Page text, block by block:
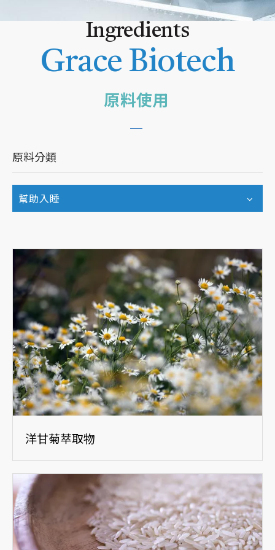
Ingredients
Grace Biotech
原料使用
原料分類
幫助入睡
洋甘菊萃取物